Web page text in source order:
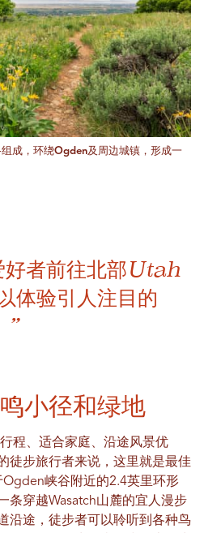
成，环绕Ogden及周边城镇，形成一
好者前往北部Utah
体验引人注目的
”
小径和绿地
程、适合家庭、沿途风景优
徒步旅行者来说，这里就是最佳
Ogden峡谷附近的2.4英里环形
条穿越Wasatch山麓的宜人漫步
沿途，徒步者可以聆听到各种鸟